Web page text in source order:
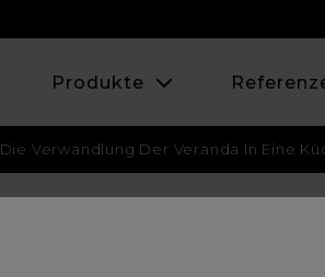
Produkte
Die Verwandlung Der Veranda In Eine